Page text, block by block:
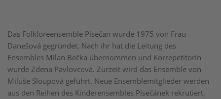
Das Folkloreensemble Písečan wurde 1975 von Frau
Danešová gegründet. Nach ihr hat die Leitung des
Ensembles Milan Bečka übernommen und Korrepetitorin
wurde Zdena Pavlovcová. Zurzeit wird das Ensemble von
Miluše Sloupová geführt. Neue Ensemblemitglieder werden
aus den Reihen des Kinderensembles Písečánek rekrutiert,